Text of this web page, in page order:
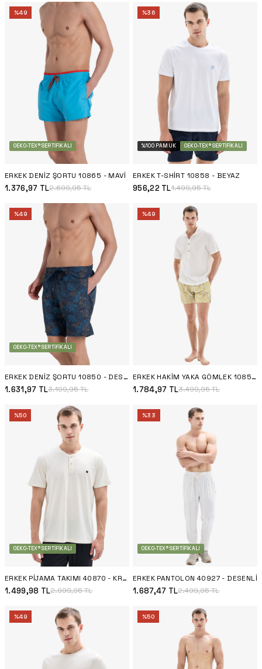
%49
OEKO-TEX® SERTIFIKALI
ERKEK DENIZ ŞORTU 10865 - MAVI
1.376,97 TL2.699,95TL
%36
%100 PAMUK OEKO-TEX® SERTIFIKALI
ERKEK T-SHIRT 10858 - BEYAZ
956,22 TL1.499,95TL
%49
OEKO-TEX® SERTIFIKALI
ERKEK DENIZ ŞORTU 10850 - DESENLI
1.631,97 TL3.199,95TL
%49
ERKEK HAKIM YAKA GÖMLEK 10854 - EKRU
1.784,97 TL3.499,95TL
%50
OEKO-TEX® SERTIFIKALI
ERKEK PIJAMA TAKIMI 40870 - KREM
1.499,98 TL2.999,95TL
%33
OEKO-TEX® SERTIFIKALI
ERKEK PANTOLON 40927 - DESENLI
1.687,47 TL2.499,95TL
%49 %50